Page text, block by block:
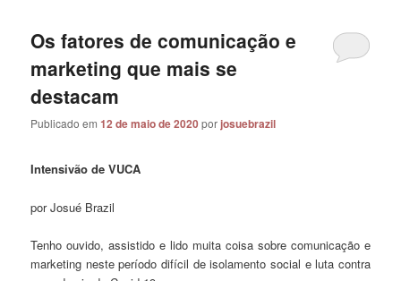
Os fatores de comunicação e
marketing que mais se
destacam
Publicado em12 de maio de 2020porjosuebrazil
Intensivão de VUCA
por Josué Brazil
Tenho ouvido, assistido e lido muita coisa sobre comunicação e
marketing neste período difícil de isolamento social e luta contra